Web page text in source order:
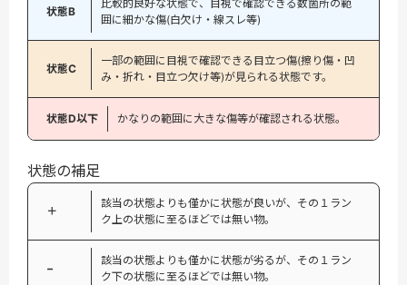
状態B
比較的良好な状態で、目視で確認できる数箇所の範
囲に細かな傷(白欠け・線スレ等)
状態C
一部の範囲に目視で確認できる目立つ傷(擦り傷・凹
み・折れ・目立つ欠け等)が見られる状態です。
状態D以下 かなりの範囲に大きな傷等が確認される状態。
状態の補足
＋
該当の状態よりも僅かに状態が良いが、その１ラン
ク上の状態に至るほどでは無い物。
−
該当の状態よりも僅かに状態が劣るが、その１ラン
ク下の状態に至るほどでは無い物。